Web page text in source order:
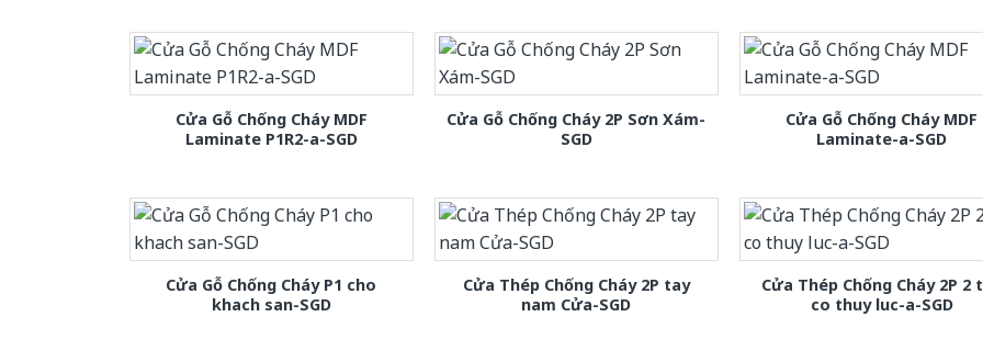
Cửa Gỗ Chống Cháy MDF
Laminate P1R2-a-SGD
Cửa Gỗ Chống Cháy 2P Sơn Xám-
SGD
Cửa Gỗ Chống Cháy MDF
Laminate-a-SGD
Cửa Gỗ Chống Cháy P1 cho
khach san-SGD
Cửa Thép Chống Cháy 2P tay
nam Cửa-SGD
Cửa Thép Chống Cháy 2P 2
co thuy luc-a-SGD